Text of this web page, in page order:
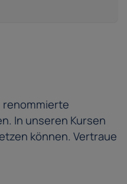
renommierte
In unseren Kursen
können. Vertraue